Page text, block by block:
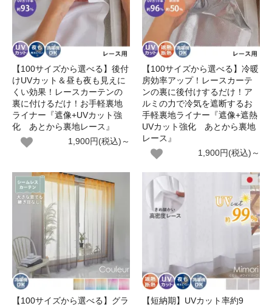
【100サイズから選べる】後付
けUVカット＆昼も夜も見えに
くい効果！レースカーテンの
裏に付けるだけ！お手軽裏地
ライナー『遮像+UVカット強
化 あとから裏地レース』
1,900円(税込)～
【100サイズから選べる】冷暖
房効率アップ！レースカーテ
ンの裏に後付けするだけ！ア
ルミの力で冷気を遮断するお
手軽裏地ライナー『遮像+遮熱
UVカット強化 あとから裏地
レース』
1,900円(税込)～
【100サイズから選べる】グラ
【短納期】UVカット率約9